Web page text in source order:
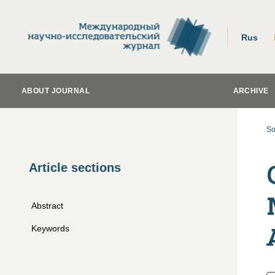
Rus
ABOUT JOURNAL ARCHIVE
Article sections
Abstract
Keywords